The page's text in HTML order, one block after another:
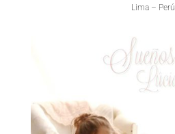
Lima – Perú